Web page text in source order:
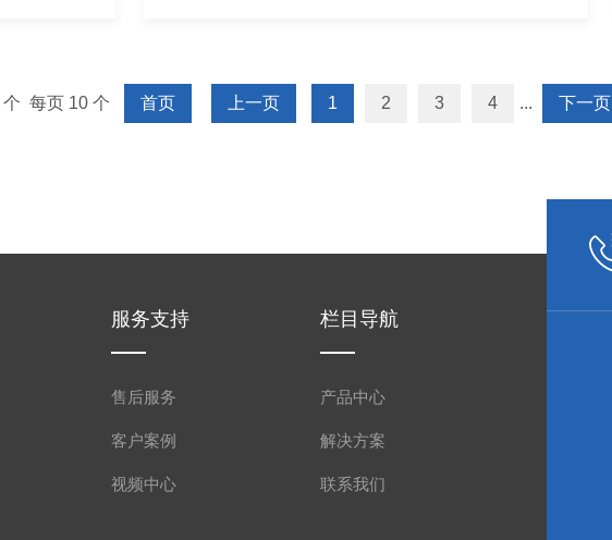
个 每页 10 个 首页 上一页 1 2 3 4 ... 下一页
服务支持
售后服务
客户案例
视频中心
栏目导航
产品中心
解决方案
联系我们